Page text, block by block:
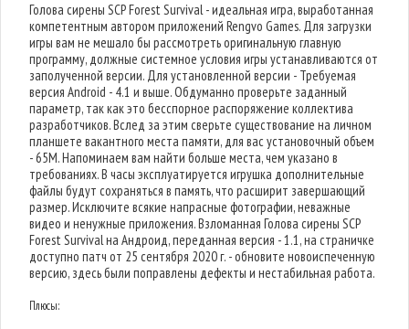
Голова сирены SCP Forest Survival - идеальная игра, выработанная
компетентным автором приложений Rengvo Games. Для загрузки
игры вам не мешало бы рассмотреть оригинальную главную
программу, должные системное условия игры устанавливаются от
заполученной версии. Для установленной версии - Требуемая
версия Android - 4.1 и выше. Обдуманно проверьте заданный
параметр, так как это бесспорное распоряжение коллектива
разработчиков. Вслед за этим сверьте существование на личном
планшете вакантного места памяти, для вас установочный объем
- 65M. Напоминаем вам найти больше места, чем указано в
требованиях. В часы эксплуатируется игрушка дополнительные
файлы будут сохраняться в память, что расширит завершающий
размер. Исключите всякие напрасные фотографии, неважные
видео и ненужные приложения. Взломанная Голова сирены SCP
Forest Survival на Андроид, переданная версия - 1.1, на страничке
доступно патч от 25 сентября 2020 г. - обновите новоиспеченную
версию, здесь были поправлены дефекты и нестабильная работа.
Плюсы: